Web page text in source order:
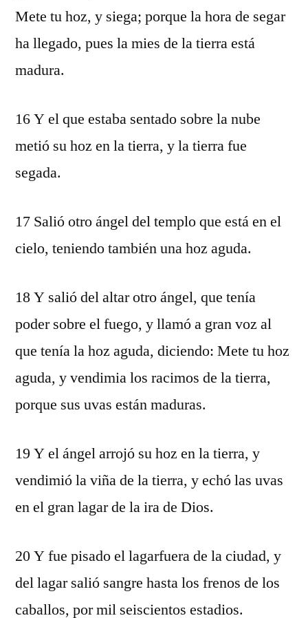
Mete tu hoz, y siega; porque la hora de segar
ha llegado, pues la mies de la tierra está
madura.
16 Y el que estaba sentado sobre la nube
metió su hoz en la tierra, y la tierra fue
segada.
17 Salió otro ángel del templo que está en el
cielo, teniendo también una hoz aguda.
18 Y salió del altar otro ángel, que tenía
poder sobre el fuego, y llamó a gran voz al
que tenía la hoz aguda, diciendo: Mete tu hoz
aguda, y vendimia los racimos de la tierra,
porque sus uvas están maduras.
19 Y el ángel arrojó su hoz en la tierra, y
vendimió la viña de la tierra, y echó las uvas
en el gran lagar de la ira de Dios.
20 Y fue pisado el lagarfuera de la ciudad, y
del lagar salió sangre hasta los frenos de los
caballos, por mil seiscientos estadios.